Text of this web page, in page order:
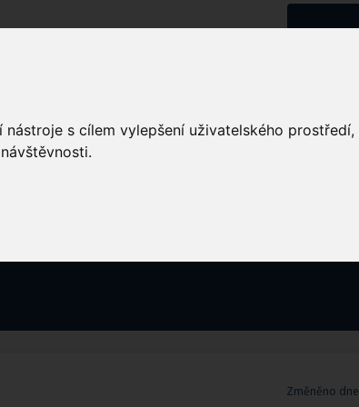
s cílem vylepšení uživatelského
Změněno dne